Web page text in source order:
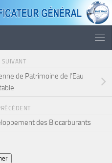
SUIVANT
de Patrimoine de l’Eau
des Biocarburants